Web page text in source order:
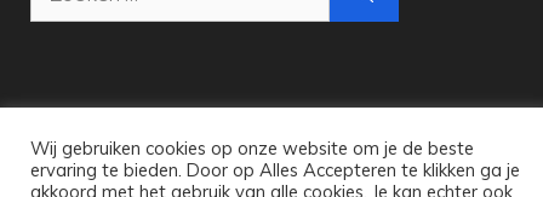
naar:
Wij gebruiken cookies op onze website om je de beste
ervaring te bieden. Door op Alles Accepteren te klikken ga je
akkoord met het gebruik van alle cookies. Je kan echter ook